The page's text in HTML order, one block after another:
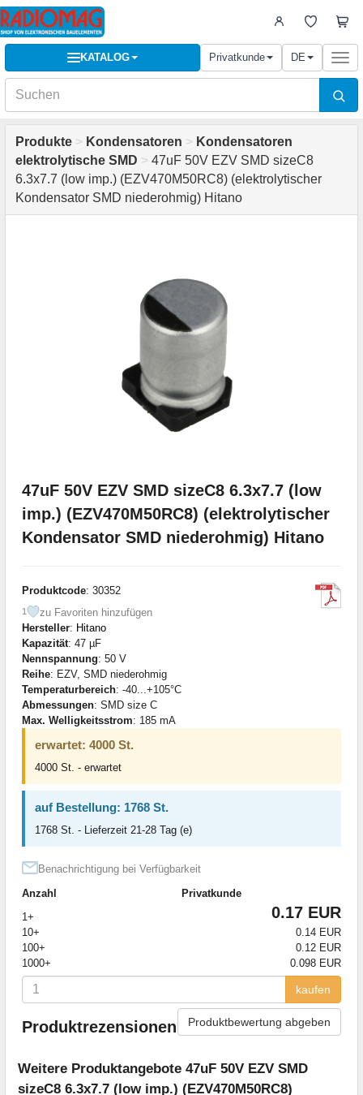
KATALOG Privatkunde DE
Produkte > Kondensatoren > Kondensatoren
elektrolytische SMD > 47uF 50V EZV SMD sizeC8
6.3x7.7 (low imp.) (EZV470M50RC8) (elektrolytischer
Kondensator SMD niederohmig) Hitano
47uF 50V EZV SMD sizeC8 6.3x7.7 (low
imp.) (EZV470M50RC8) (elektrolytischer
Kondensator SMD niederohmig) Hitano
Produktcode: 30352
1
zu Favoriten hinzufügen
Hersteller: Hitano
Kapazität: 47 µF
Nennspannung: 50 V
Reihe: EZV, SMD niederohmig
Temperaturbereich: -40...+105°C
Abmessungen: SMD size C
Max. Welligkeitsstrom: 185 mA
erwartet: 4000 St.
4000 St. - erwartet
auf Bestellung: 1768 St.
1768 St. - Lieferzeit 21-28 Tag (e)
Benachrichtigung bei Verfügbarkeit
Anzahl
Privatkunde
1+
0.17 EUR
10+
0.14 EUR
100+
0.12 EUR
1000+
0.098 EUR
kaufen
Produktrezensionen Produktbewertung abgeben
Weitere Produktangebote 47uF 50V EZV SMD
sizeC8 6.3x7.7 (low imp.) (EZV470M50RC8)